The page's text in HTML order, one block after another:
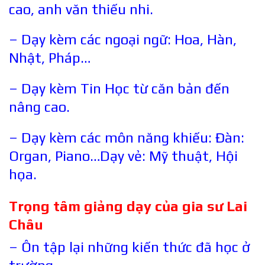
cao, anh văn thiếu nhi.
– Dạy kèm các ngoại ngữ: Hoa, Hàn,
Nhật, Pháp…
– Dạy kèm Tin Học từ căn bản đến
nâng cao.
– Dạy kèm các môn năng khiếu: Đàn:
Organ, Piano…Dạy vẻ: Mỹ thuật, Hội
họa.
Trọng tâm giảng dạy của gia sư Lai
Châu
– Ôn tập lại những kiến thức đã học ở